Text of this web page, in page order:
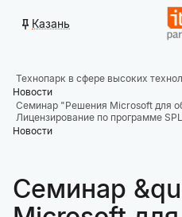
Казань
Технопарк в сфере высоких
Новости
Семинар "Решения Microsoft для
Лицензирование по программе
Новости
Семинар